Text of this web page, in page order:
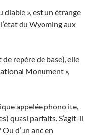
diable », est un étrange
du Wyoming aux
repère de base), elle
Monument »,
appelée phonolite,
quasi parfaits. S’agit-il
d’un ancien